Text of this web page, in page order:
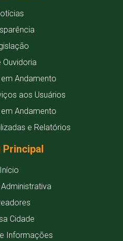
Ouvidoria
Andamento
aos Usuários
Andamento
e Relatórios
Principal
Início
Cidade
Informações